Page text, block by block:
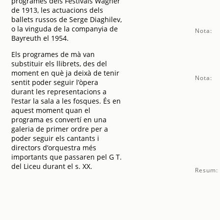
de 1913, les actuacions dels
ballets russos de Serge Diaghilev,
o la vinguda de la companyia de
Bayreuth el 1954.
Els programes de mà van
substituir els llibrets, des del
moment en què ja deixà de tenir
sentit poder seguir l’òpera
durant les representacions a
l’estar la sala a les fosques. És en
aquest moment quan el
programa es convertí en una
galeria de primer ordre per a
poder seguir els cantants i
directors d’orquestra més
importants que passaren pel G T.
del Liceu durant el s. XX.
Nota:
Nota:
Resum: